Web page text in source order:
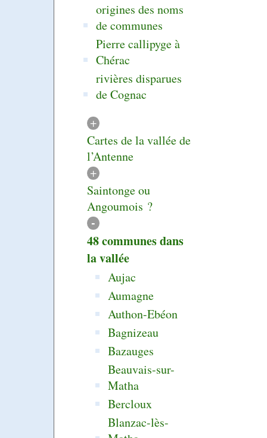
origines des noms
de communes
Pierre callipyge à
Chérac
rivières disparues
de Cognac
+
Cartes de la vallée de
l’Antenne
+
Saintonge ou
Angoumois ?
-
48 communes dans
la vallée
Aujac
Aumagne
Authon-Ebéon
Bagnizeau
Bazauges
Beauvais-sur-
Matha
Bercloux
Blanzac-lès-